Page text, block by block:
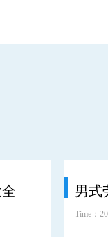
男式
Time：